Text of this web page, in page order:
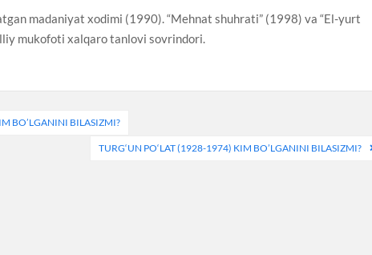
madaniyat xodimi (1990). “Mehnat shuhrati” (1998) va “El-yurt
mukofoti xalqaro tanlovi sovrindori.
BO’LGANINI BILASIZMI?
TURG‘UN PO‘LAT (1928-1974) KIM BO’LGANINI BILASIZMI?